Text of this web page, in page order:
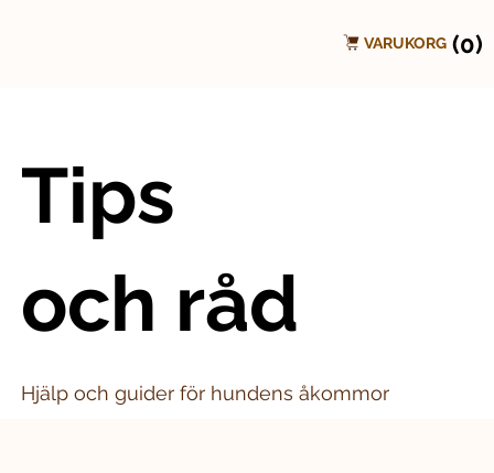
VARUKORG (0)
Tips
och råd
Hjälp och guider för hundens åkommor